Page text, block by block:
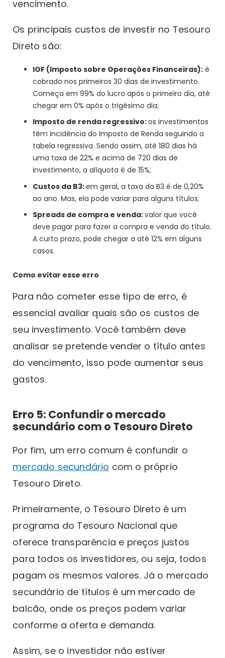
vencimento.
Os principais custos de investir no Tesouro
Direto são:
IOF (Imposto sobre Operações Financeiras): é
cobrado nos primeiros 30 dias de investimento.
Começa em 99% do lucro após o primeiro dia, até
chegar em 0% após o trigésimo dia;
Imposto de renda regressivo:os investimentos
têm incidência do Imposto de Renda seguindo a
tabela regressiva. Sendo assim, até 180 dias há
uma taxa de 22% e acima de 720 dias de
investimento, a alíquota é de 15%;
Custos da B3:em geral, a taxa da B3 é de 0,20%
ao ano. Mas, ela pode variar para alguns títulos;
Spreads de compra e venda:valor que você
deve pagar para fazer a compra e venda do título.
A curto prazo, pode chegar a até 12% em alguns
casos.
Como evitar esse erro
Para não cometer esse tipo de erro, é
essencial avaliar quais são os custos de
seu investimento. Você também deve
analisar se pretende vender o título antes
do vencimento, isso pode aumentar seus
gastos.
Erro 5: Confundir o mercado
secundário com o Tesouro Direto
Por fim, um erro comum é confundir o
mercado secundário com o próprio
Tesouro Direto.
Primeiramente, o Tesouro Direto é um
programa do Tesouro Nacional que
oferece transparência e preços justos
para todos os investidores, ou seja, todos
pagam os mesmos valores. Já o mercado
secundário de títulos é um mercado de
balcão, onde os preços podem variar
conforme a oferta e demanda.
Assim, se o investidor não estiver